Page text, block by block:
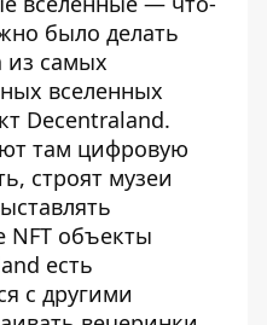
было делать
из самых
вселенных
Decentraland.
там цифровую
строят музеи
NFT объекты
есть
с другими